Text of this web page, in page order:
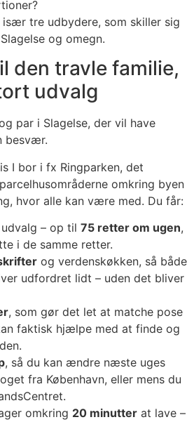
især tre udbydere, som skiller sig
og omegn.
den travle familie,
udvalg
par i Slagelse, der vil have
besvær.
I bor i fx Ringparken, det
omkring byen
hvor alle kan være med. Du får:
– op til 75 retter om ugen,
i de samme retter.
og verdenskøkken, så både
udfordret lidt – uden det bliver
, som gør det let at matche pose
faktisk hjælpe med at finde og
, så du kan ændre næste uges
fra København, eller mens du
omkring 20 minutter at lave –